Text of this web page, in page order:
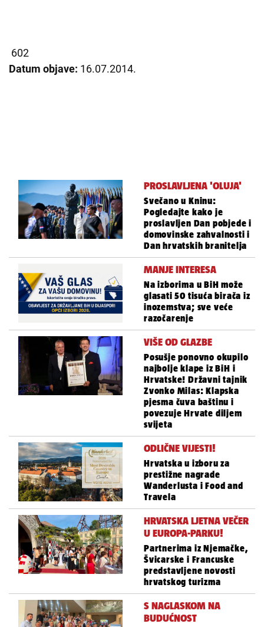
602
Datum objave: 16.07.2014.
PROSLAVLJENA 'OLUJA'
Svečano u Kninu:
Pogledajte kako je
proslavljen Dan pobjede i
domovinske zahvalnosti i
Dan hrvatskih branitelja
MANJE INTERESA
Na izborima u BiH može
glasati 50 tisuća birača iz
inozemstva; sve veće
razočarenje
VIŠE OD GLAZBE
Posušje ponovno okupilo
najbolje klape iz BiH i
Hrvatske! Državni tajnik
Zvonko Milas: Klapska
pjesma čuva baštinu i
povezuje Hrvate diljem
svijeta
ODLIČNE VIJESTI!
Hrvatska u izboru za
prestižne nagrade
Wanderlusta i Food and
Travela
HRVATSKA LJETNA VEČER
U EUROPA-PARKU!
Partnerima iz Njemačke,
Švicarske i Francuske
predstavljene novosti
hrvatskog turizma
S NAGLASKOM NA
BUDUĆNOST